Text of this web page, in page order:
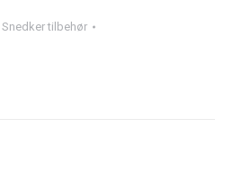
Snedker tilbehør